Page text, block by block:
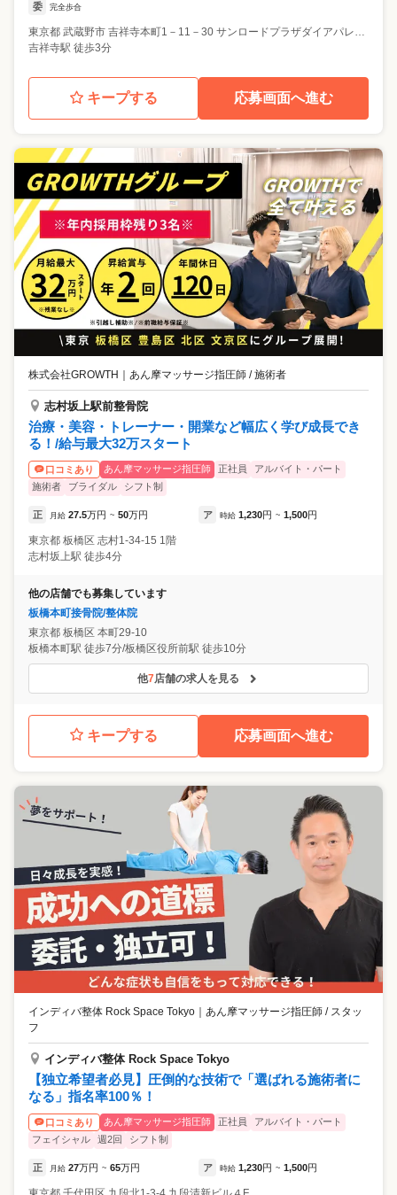
委 完全歩合
東京都 武蔵野市 吉祥寺本町1－11－30 サンロードプラザダイアパレス吉祥寺707
吉祥寺駅 徒歩3分
キープする 応募画面へ進む
株式会社GROWTH ｜ あん摩マッサージ指圧師 / 施術者
志村坂上駅前整骨院
治療・美容・トレーナー・開業など幅広く学び成長でき
る！/給与最大32万スタート
口コミあり あん摩マッサージ指圧師 正社員
アルバイト・パート
施術者
ブライダル シフト制
正 月給 27.5万円 ~ 50万円 ア 時給 1,230円 ~ 1,500円
東京都 板橋区 志村1-34-15 1階
志村坂上駅 徒歩4分
他の店舗でも募集しています
板橋本町接骨院/整体院
東京都 板橋区 本町29-10
板橋本町駅 徒歩7分/板橋区役所前駅 徒歩10分
他7店舗の求人を見る
キープする 応募画面へ進む
インディバ整体 Rock Space Tokyo ｜ あん摩マッサージ指圧師 / スタッ
フ
インディバ整体 Rock Space Tokyo
【独立希望者必見】圧倒的な技術で「選ばれる施術者に
なる」指名率100％！
口コミあり あん摩マッサージ指圧師 正社員
アルバイト・パート
フェイシャル
週2回 シフト制
正 月給 27万円 ~ 65万円 ア 時給 1,230円 ~ 1,500円